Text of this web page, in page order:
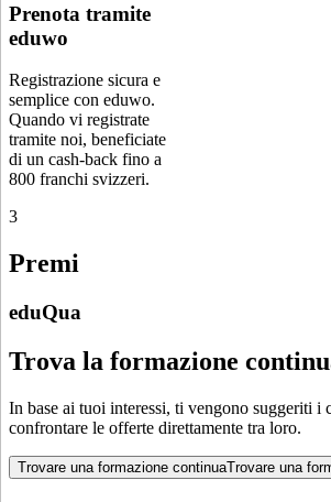
Prenota tramite
eduwo
Registrazione sicura e
semplice con eduwo.
Quando vi registrate
tramite noi, beneficiate
di un cash-back fino a
800 franchi svizzeri.
3
Premi
eduQua
Trova la formazione
In base ai tuoi interessi, ti vengono suggeriti i
confrontare le offerte direttamente tra loro.
Trovare una formazione continuaTrovare una